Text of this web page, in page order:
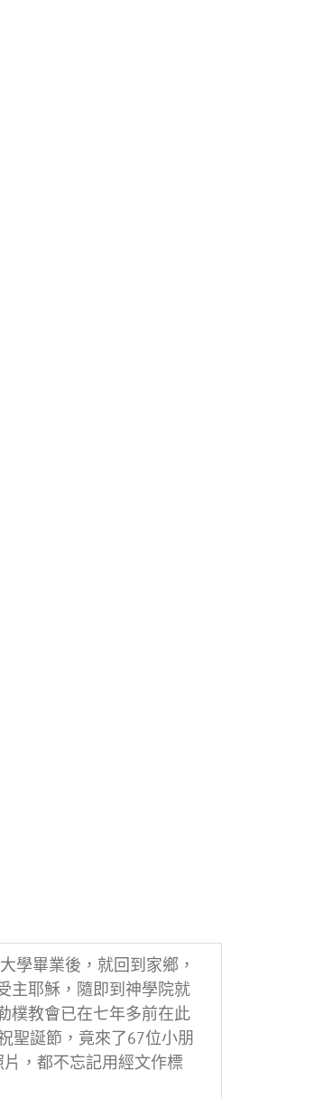
學畢業後，就回到家鄉，
主耶穌，隨即到神學院就
樸教會已在七年多前在此
聖誕節，竟來了67位小朋
，都不忘記用經文作標